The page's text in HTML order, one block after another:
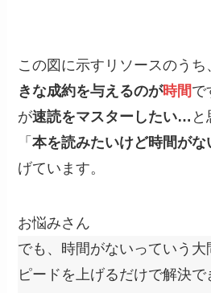
この図に示すリソースのうち
きな成約を与えるのが時間で
が速読をマスターしたい… と
「本を読みたいけど時間がな
げています。
お悩みさん
でも、時間がないっていう
ピードを上げるだけで解決